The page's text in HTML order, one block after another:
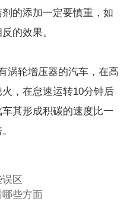
的添加一定要慎重，如
的效果。
轮增压器的汽车，在高
，在怠速运转10分钟后
其形成积碳的速度比一
区
些方面